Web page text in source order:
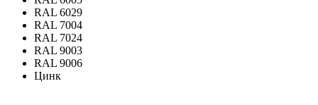
RAL 6029
RAL 7004
RAL 7024
RAL 9003
RAL 9006
Цинк